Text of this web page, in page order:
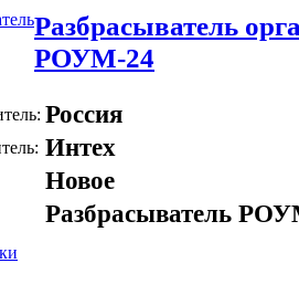
Разбрасыватель
РОУМ-24
Россия
Интех
Новое
Разбрасыватель